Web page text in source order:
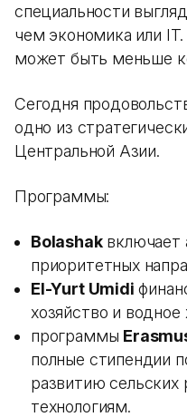
специальности
чем экономика или
может быть меньше
Сегодня
одно из
Центральной Азии.
Программы:
Bolashakвключает
приоритетных
El-Yurt Umidi
хозяйство и водное
программы
полные стипендии
развитию
технологиям.